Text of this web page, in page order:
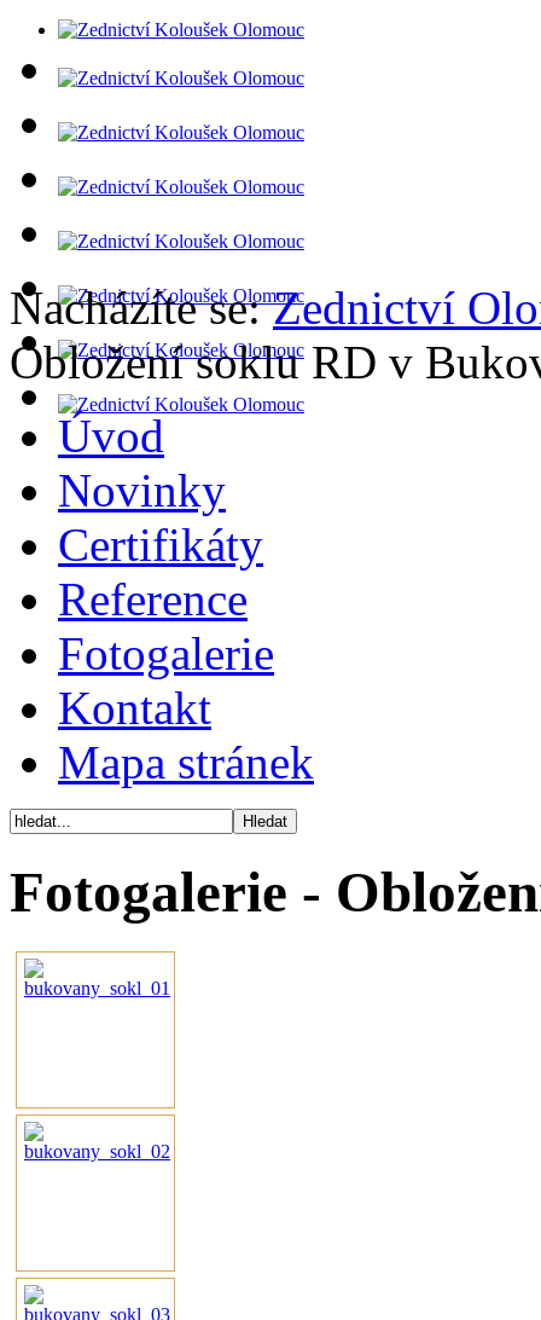
Nacházíte se:Zednictví
Obložení soklu RD v
Úvod
Novinky
Certifikáty
Reference
Fotogalerie
Kontakt
Mapa stránek
Fotogalerie -